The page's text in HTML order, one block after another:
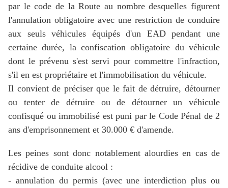
par le code de la Route au nombre desquelles figurent
l'annulation obligatoire avec une restriction de conduire
aux seuls véhicules équipés d'un EAD pendant une
certaine durée, la confiscation obligatoire du véhicule
dont le prévenu s'est servi pour commettre l'infraction,
s'il en est propriétaire et l'immobilisation du véhicule.
Il convient de préciser que le fait de détruire, détourner
ou tenter de détruire ou de détourner un véhicule
confisqué ou immobilisé est puni par le Code Pénal de 2
ans d'emprisonnement et 30.000 € d'amende.
Les peines sont donc notablement alourdies en cas de
récidive de conduite alcool :
- annulation du permis (avec une interdiction plus ou